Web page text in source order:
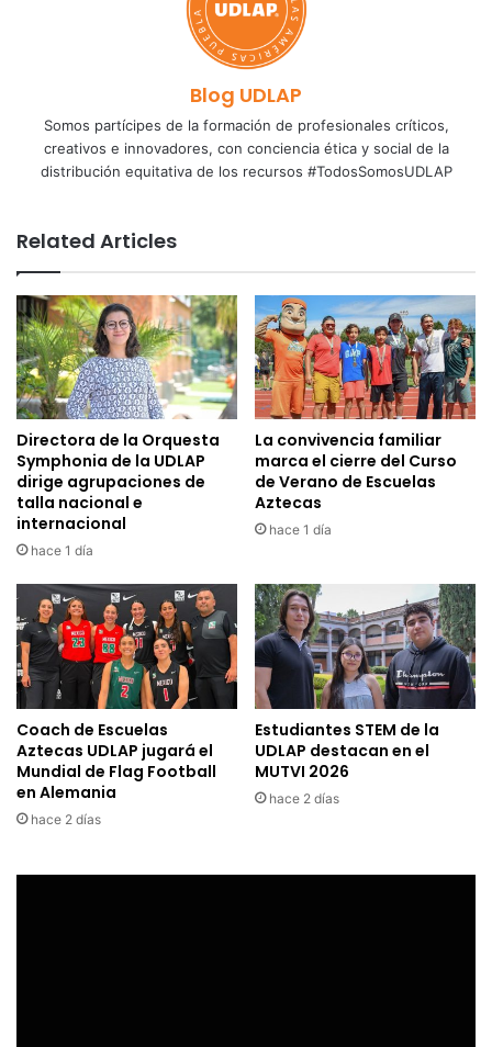
Blog UDLAP
Somos partícipes de la formación de profesionales críticos,
creativos e innovadores, con conciencia ética y social de la
distribución equitativa de los recursos #TodosSomosUDLAP
Related Articles
Directora de la Orquesta
Symphonia de la UDLAP
dirige agrupaciones de
talla nacional e
internacional
hace 1 día
La convivencia familiar
marca el cierre del Curso
de Verano de Escuelas
Aztecas
hace 1 día
Coach de Escuelas
Aztecas UDLAP jugará el
Mundial de Flag Football
en Alemania
hace 2 días
Estudiantes STEM de la
UDLAP destacan en el
MUTVI 2026
hace 2 días